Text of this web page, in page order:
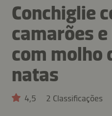
Conchiglie
camarões
com molho
natas
4,5 2 Classificações